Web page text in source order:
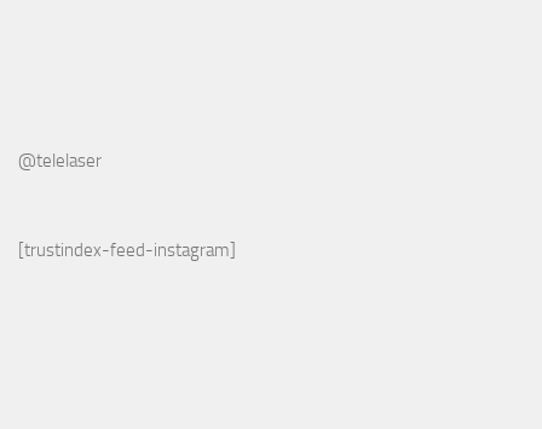
@telelaser
[trustindex-feed-instagram]